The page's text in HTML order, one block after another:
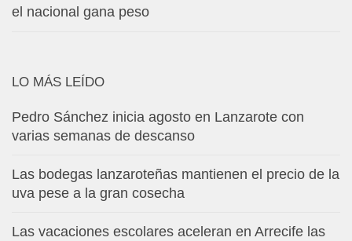
el nacional gana peso
LO MÁS LEÍDO
Pedro Sánchez inicia agosto en Lanzarote con
varias semanas de descanso
Las bodegas lanzaroteñas mantienen el precio de la
uva pese a la gran cosecha
Las vacaciones escolares aceleran en Arrecife las